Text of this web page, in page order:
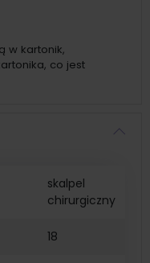
w kartonik,
co jest
skalpel
chirurgiczny
18